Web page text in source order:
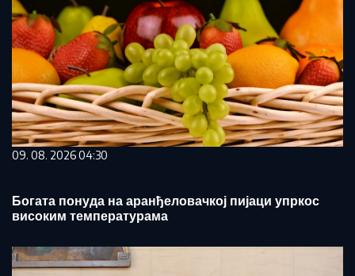
09. 08. 2026 04:30
Богата понуда на аранђеловачкој пијаци упркос
високим температурама